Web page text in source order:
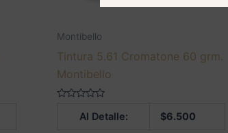
Montibello
Tintura 5.61 Cromatone 60 grm.
Montibello
Al Detalle: $6.500